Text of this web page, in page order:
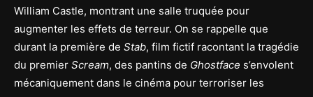
William Castle, montrant une salle truquée pour
augmenter les effets de terreur. On se rappelle que
durant la première de Stab, film fictif racontant la tragédie
du premier Scream, des pantins de Ghostface s’envolent
mécaniquement dans le cinéma pour terroriser les